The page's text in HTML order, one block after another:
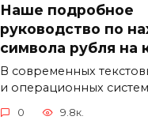
Наше подробное
руководство по
символа рубля на
В современных
и операционных
0 9.8к.